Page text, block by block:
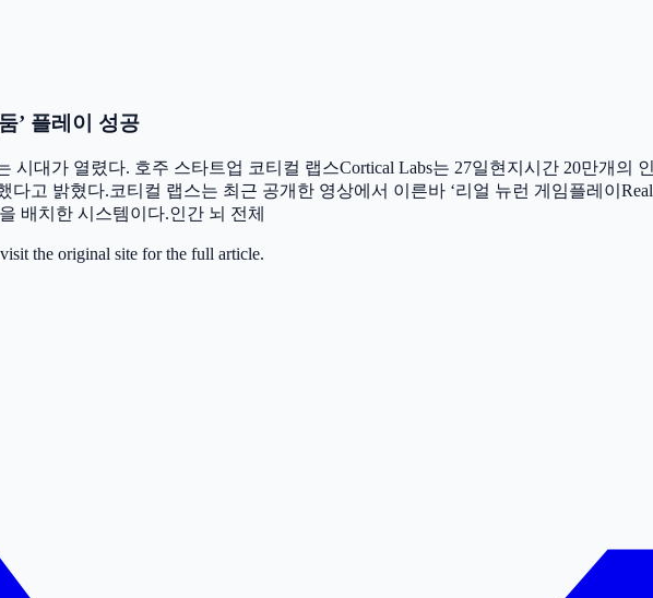
’ 플레이 성공
대가 열렸다. 호주 스타트업 코티컬 랩스Cortical Labs는 27일현지시간 20만개의
다고 밝혔다.코티컬 랩스는 최근 공개한 영상에서 이른바 ‘리얼 뉴런 게임플레이
배치한 시스템이다.인간 뇌 전체
the original site for the full article.